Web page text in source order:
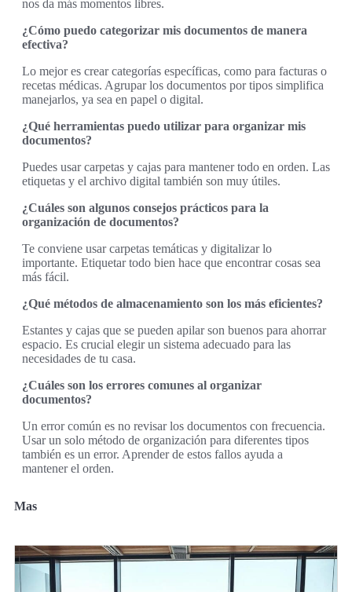
nos da más momentos libres.
¿Cómo puedo categorizar mis documentos de manera
efectiva?
Lo mejor es crear categorías específicas, como para facturas o
recetas médicas. Agrupar los documentos por tipos simplifica
manejarlos, ya sea en papel o digital.
¿Qué herramientas puedo utilizar para organizar mis
documentos?
Puedes usar carpetas y cajas para mantener todo en orden. Las
etiquetas y el archivo digital también son muy útiles.
¿Cuáles son algunos consejos prácticos para la
organización de documentos?
Te conviene usar carpetas temáticas y digitalizar lo
importante. Etiquetar todo bien hace que encontrar cosas sea
más fácil.
¿Qué métodos de almacenamiento son los más eficientes?
Estantes y cajas que se pueden apilar son buenos para ahorrar
espacio. Es crucial elegir un sistema adecuado para las
necesidades de tu casa.
¿Cuáles son los errores comunes al organizar
documentos?
Un error común es no revisar los documentos con frecuencia.
Usar un solo método de organización para diferentes tipos
también es un error. Aprender de estos fallos ayuda a
mantener el orden.
Mas